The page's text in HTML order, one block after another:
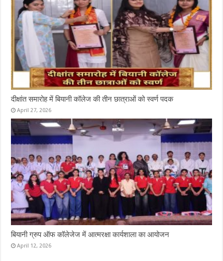
दीक्षांत समारोह में बियानी कॉलेज की तीन छात्राओं को स्वर्ण पदक
April 27, 2026
बियानी ग्रुप ऑफ कॉलेजेज में आत्मरक्षा कार्यशाला का आयोजन
April 12, 2026